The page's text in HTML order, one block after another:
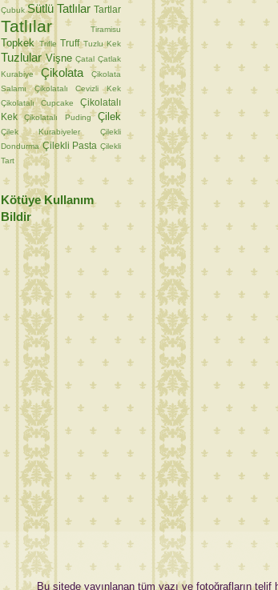
Çubuk Sütlü Tatlılar Tartlar
Tatlılar Tiramisu
Topkek Trifle Truff Tuzlu Kek
Tuzlular Vişne Çatal Çatlak
Kurabiye
Çikolata
Çikolata
Salamı
Çikolatalı Cevizli Kek
Çikolatalı Cupcake
Çikolatalı
Kek
Çikolatalı Puding Çilek
Çilek Kurabiyeler
Çilekli
Dondurma Çilekli Pasta Çilekli
Tart
Kötüye Kullanım
Bildir
Bu sitede yayınlanan tüm yazı ve fotoğrafların